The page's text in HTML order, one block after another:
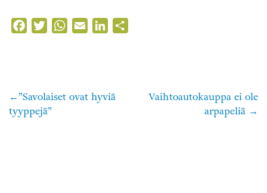
FacebookTwitterWhatsApp
Email LinkedIn
Artikkelien
”Savolaiset ovat hyviä
tyyppejä”
Vaihtoautokauppa ei ole
arpapeliä